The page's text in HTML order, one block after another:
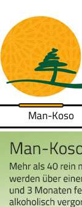
Man-Koso